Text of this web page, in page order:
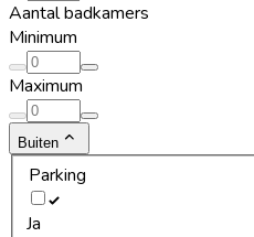
Aantal badkamers
Minimum
Maximum
Buiten
Parking
Ja